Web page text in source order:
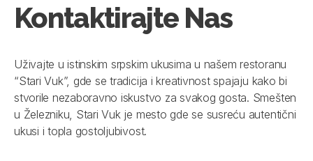
Kontaktirajte Nas
Uživajte u istinskim srpskim ukusima u našem restoranu
“Stari Vuk”, gde se tradicija i kreativnost spajaju kako bi
stvorile nezaboravno iskustvo za svakog gosta. Smešten
u Železniku, Stari Vuk je mesto gde se susreću autentični
ukusi i topla gostoljubivost.